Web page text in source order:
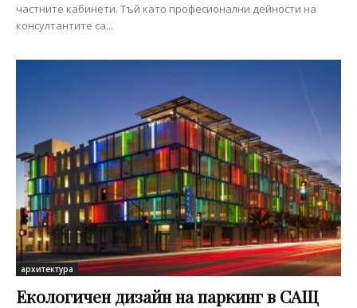
частните кабинети. Тъй като професионални дейности на
консултантите са...
архитектура
Екологичен дизайн на паркинг в САЩ